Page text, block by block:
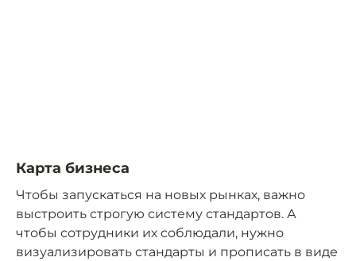
Карта бизнеса
Чтобы запускаться на новых рынках, важно
выстроить строгую систему стандартов. А
чтобы сотрудники их соблюдали, нужно
визуализировать стандарты и прописать в виде